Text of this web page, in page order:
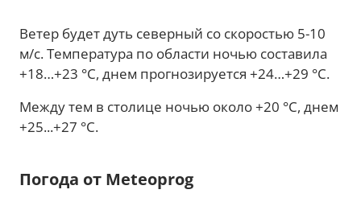
Ветер будет дуть северный со скоростью 5-10
м/с. Температура по области ночью составила
+18…+23 °С, днем прогнозируется +24…+29 °С.
Между тем в столице ночью около +20 °С, днем
+25...+27 °С.
Погода от Meteoprog